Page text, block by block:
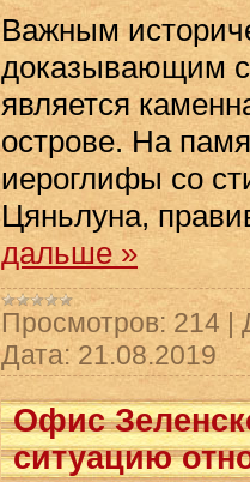
Важным
доказывающим
является
острове. На
иероглифы со
Цяньлуна,
дальше »
Просмотров: 214 |
Дата: 21.08.2019
Офис
ситуацию